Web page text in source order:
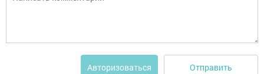
Авторизоваться Отправить